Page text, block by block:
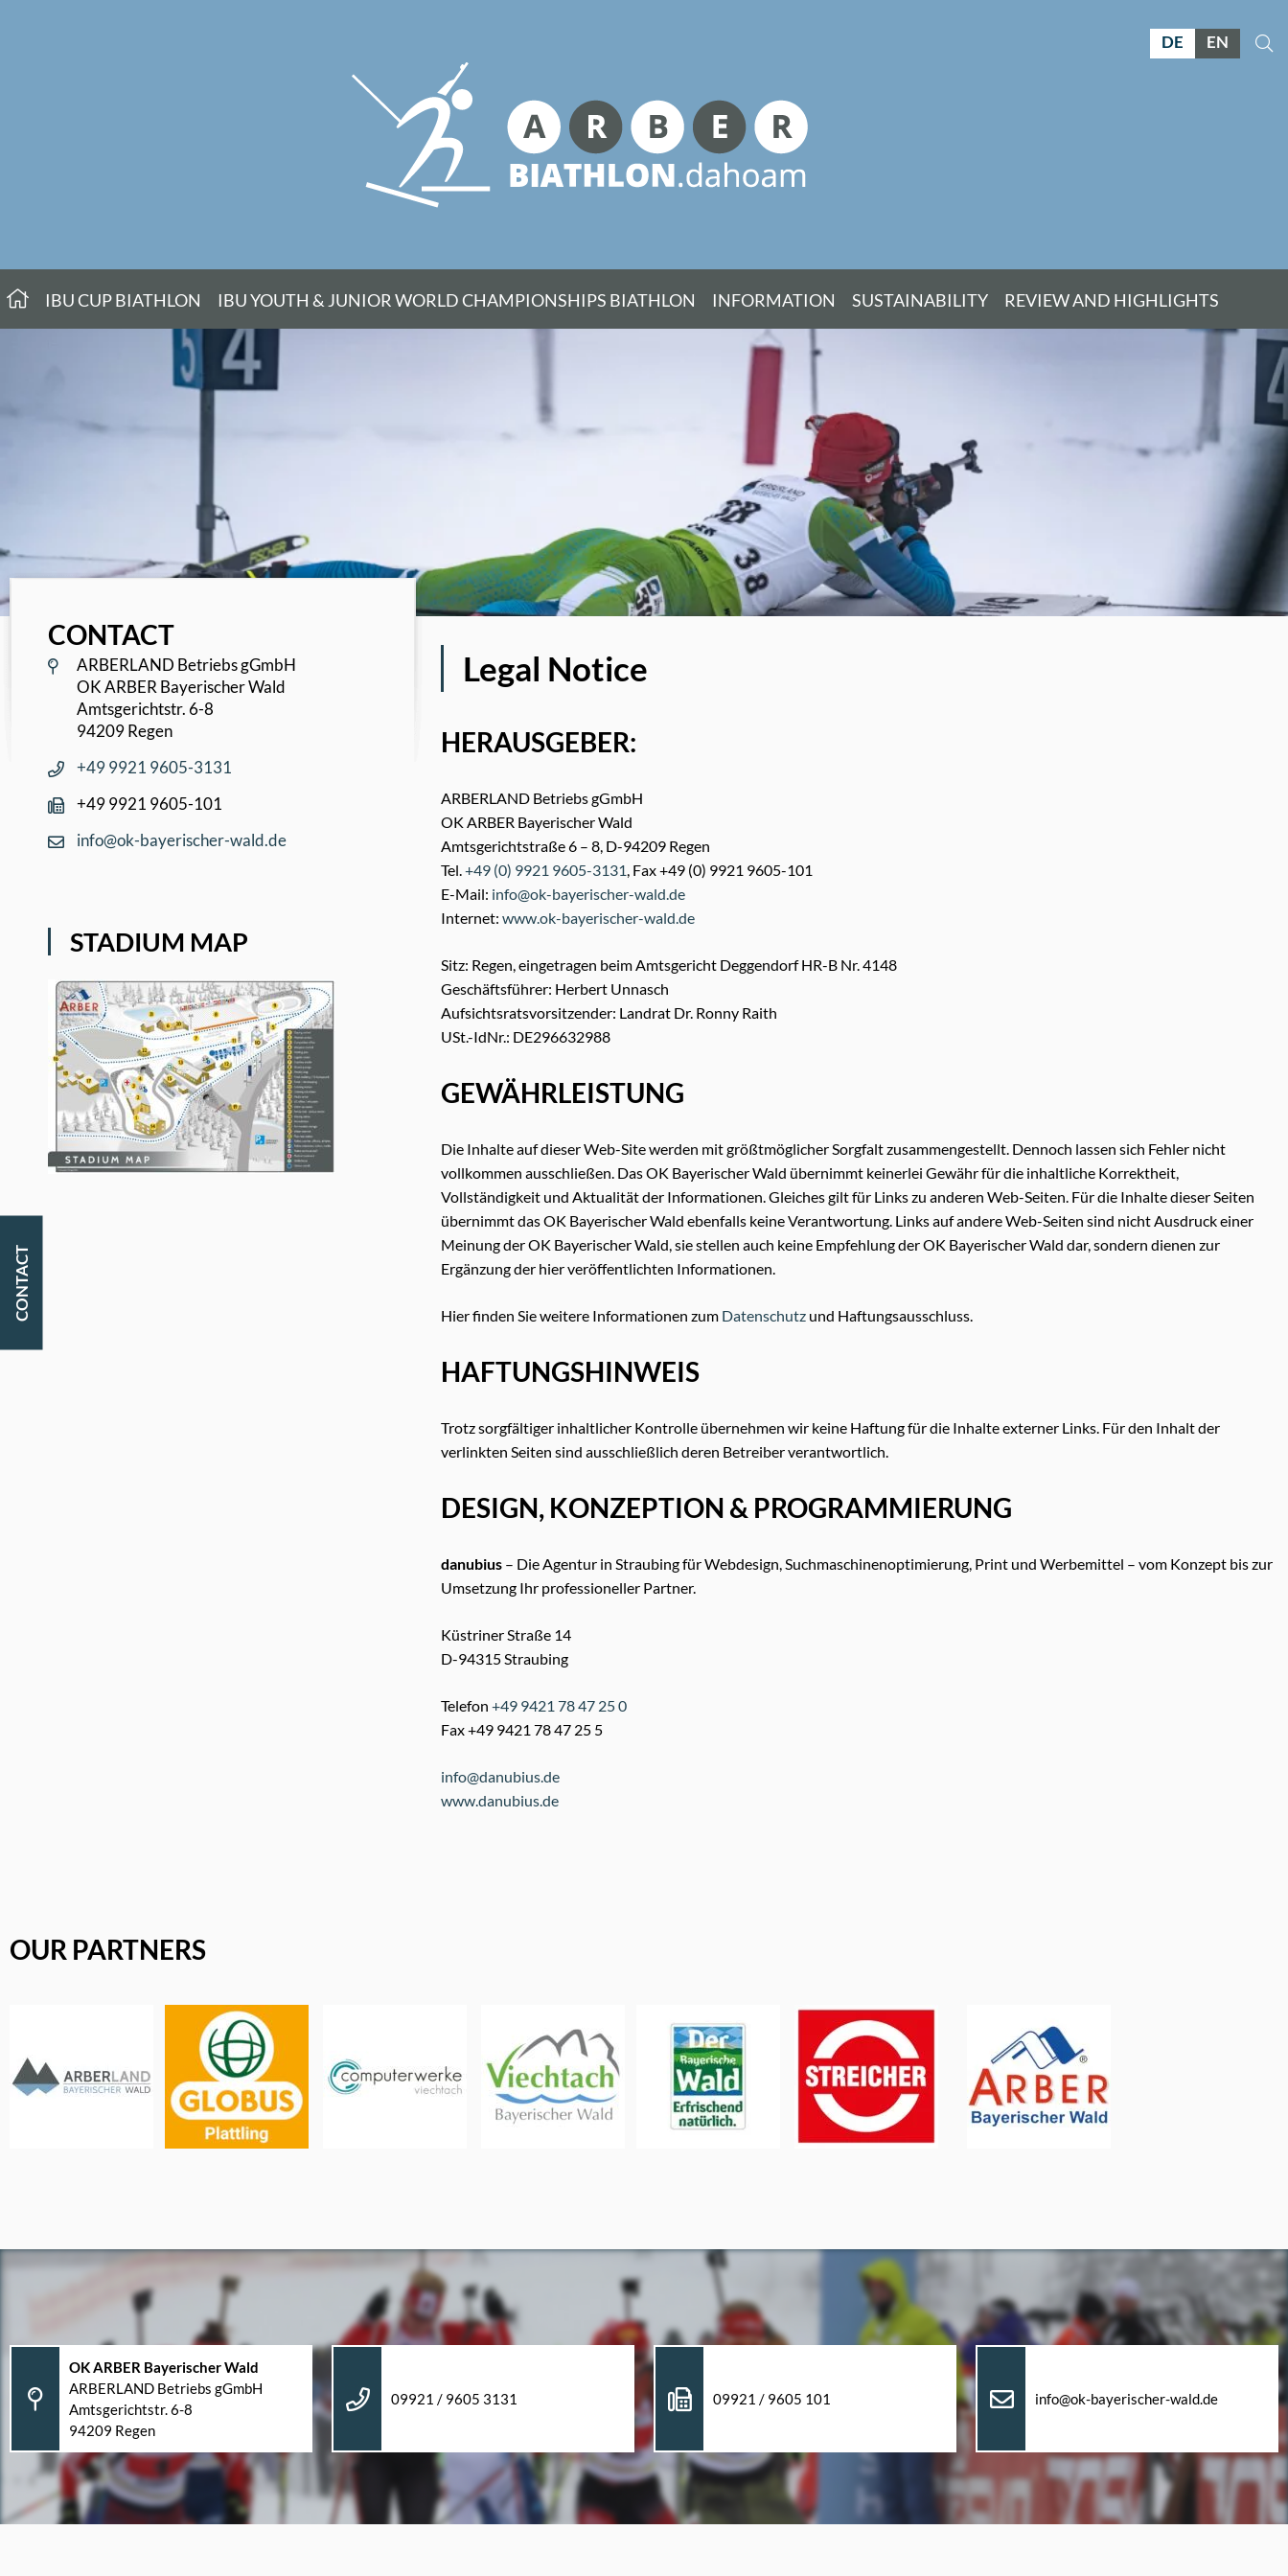
DE EN
to
content
IBU CUP BIATHLON IBU YOUTH & JUNIOR WORLD CHAMPIONSHIPS BIATHLON INFORMATION SUSTAINABILITY REVIEW AND HIGHLIGHTS
for:
Legal Notice
HERAUSGEBER:
ARBERLAND Betriebs gGmbH
OK ARBER Bayerischer Wald
Amtsgerichtstraße 6 – 8, D-94209 Regen
Tel.+49 (0) 9921 9605-3131, Fax +49 (0) 9921 9605-101
E-Mail: info@ok-bayerischer-wald.de
Internet:www.ok-bayerischer-wald.de
Sitz: Regen, eingetragen beim Amtsgericht Deggendorf HR-B Nr. 4148
Geschäftsführer: Herbert Unnasch
Aufsichtsratsvorsitzender: Landrat Dr. Ronny Raith
USt.-IdNr.: DE296632988
GEWÄHRLEISTUNG
Die Inhalte auf dieser Web-Site werden mit größtmöglicher Sorgfalt zusammengestellt. Dennoch lassen sich Fehler nicht
vollkommen ausschließen. Das OK Bayerischer Wald übernimmt keinerlei Gewähr für die inhaltliche Korrektheit,
Vollständigkeit und Aktualität der Informationen. Gleiches gilt für Links zu anderen Web-Seiten. Für die Inhalte dieser Seiten
übernimmt das OK Bayerischer Wald ebenfalls keine Verantwortung. Links auf andere Web-Seiten sind nicht Ausdruck einer
Meinung der OK Bayerischer Wald, sie stellen auch keine Empfehlung der OK Bayerischer Wald dar, sondern dienen zur
Ergänzung der hier veröffentlichten Informationen.
Hier finden Sie weitere Informationen zum Datenschutz und Haftungsausschluss.
HAFTUNGSHINWEIS
Trotz sorgfältiger inhaltlicher Kontrolle übernehmen wir keine Haftung für die Inhalte externer Links. Für den Inhalt der
verlinkten Seiten sind ausschließlich deren Betreiber verantwortlich.
DESIGN, KONZEPTION & PROGRAMMIERUNG
danubius – Die Agentur in Straubing für Webdesign, Suchmaschinenoptimierung, Print und Werbemittel – vom Konzept bis zur
Umsetzung Ihr professioneller Partner.
Küstriner Straße 14
D-94315 Straubing
Telefon+49 9421 78 47 25 0
Fax +49 9421 78 47 25 5
info@danubius.de
www.danubius.de
CONTACT
ARBERLAND Betriebs gGmbH
OK ARBER Bayerischer Wald
Amtsgerichtstr. 6-8
94209 Regen
+49 9921 9605-3131
+49 9921 9605-101
info@ok-bayerischer-wald.de
STADIUM MAP
OUR PARTNERS
CONTACT
OK ARBER Bayerischer Wald
ARBERLAND Betriebs gGmbH
Amtsgerichtstr. 6-8
94209 Regen
09921 / 9605 3131 09921 / 9605 101 info@ok-bayerischer-wald.de